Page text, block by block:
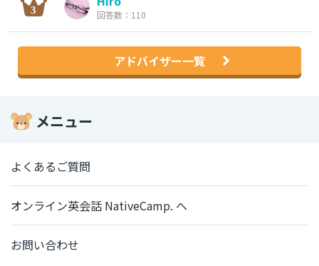
回答数：110
アドバイザー一覧
メニュー
よくあるご質問
オンライン英会話 NativeCamp. へ
お問い合わせ